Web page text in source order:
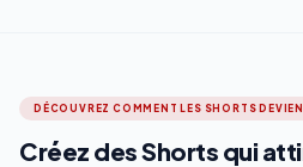
DÉCOUVREZ COMMENT LES SHORTS
Créez des Shorts qui